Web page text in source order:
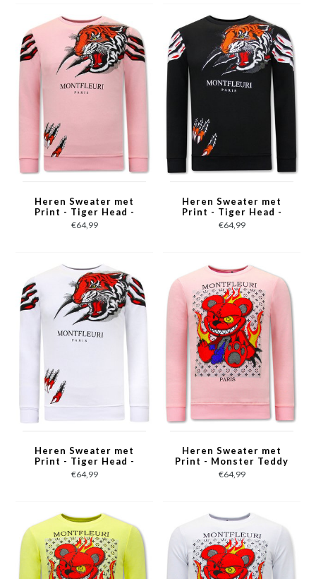
Heren Sweater met
Print - Tiger Head -
3636 - Roze
€64,99
Heren Sweater met
Print - Tiger Head -
3636 - Black
€64,99
Heren Sweater met
Print - Tiger Head -
3636 - Wit
€64,99
Heren Sweater met
Print - Monster Teddy
Bear - 3631 - Roze
€64,99